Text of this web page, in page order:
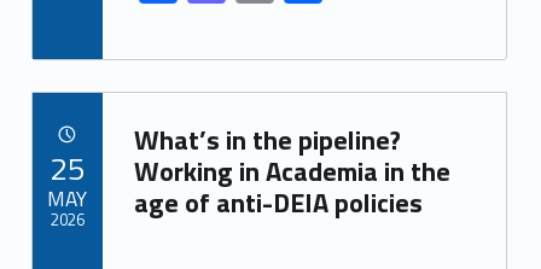
ac
e
b
o
o
k
as
to
d
o
n
m
ai
l
ar
e
Link identifier archive #link-archive-13596
What’s in the pipeline?
Working in Academia in the
age of anti-DEIA policies
25
MAY
2026